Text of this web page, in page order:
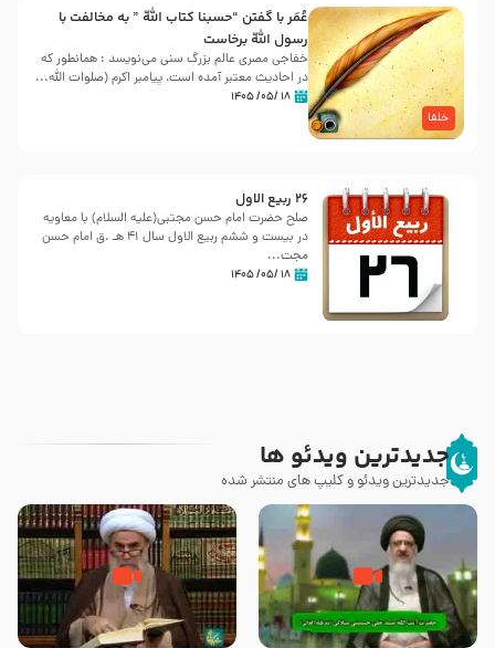
خلفا
عُمَر با گفتن “حسبنا كتاب اللّه ” به مخالفت با
رسول اللّه برخاست
خفاجی مصری عالم بزرگ سنی می‌نویسد : همانطور که
در احادیث معتبر آمده است، پیامبر اکرم (صلوات اللّه...
۱۸ /۰۵/ ۱۴۰۵
26 ربيع الاول
صلح حضرت امام حسن مجتبی(علیه السلام) با معاویه
در بیست و ششم ربیع الاول سال 41 هـ .ق امام حسن
مجت...
۱۸ /۰۵/ ۱۴۰۵
جدیدترین ویدئو ها
جدیدترین ویدئو و کلیپ های منتشر شده
آیا پیامبر اکرم صلی الله علیه وآله
بدون وصیت از دنیا رفته ‌اند؟ – آیت
صحیح بخاری و قتل رسول‌ خدا
{صلی ‌الله علیه‌ وآله} – آیت الله